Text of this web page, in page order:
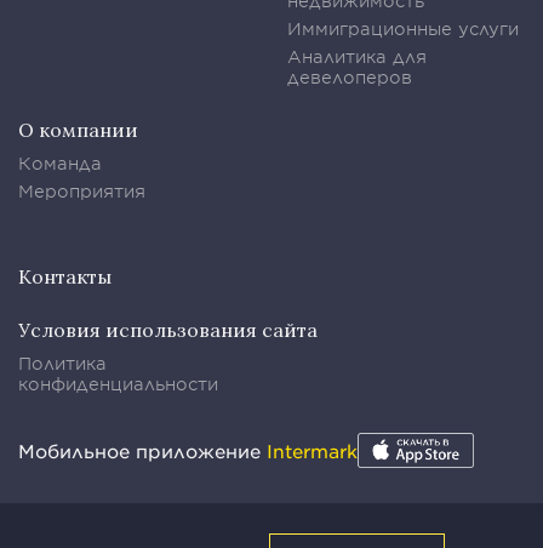
Иммиграционные услуги
Аналитика для
девелоперов
О компании
Команда
Мероприятия
Контакты
Условия использования сайта
Политика
конфиденциальности
Мобильное приложение Intermark